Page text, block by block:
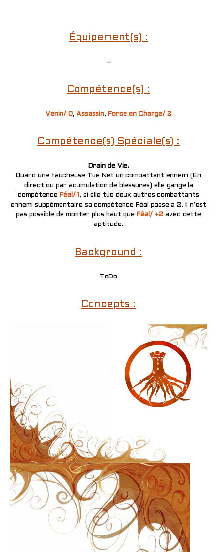
Équipement(s) :
–
Compétence(s) :
Venin/ 0, Assassin, Force en Charge/ 2
Compétence(s) Spéciale(s) :
Drain de Vie.
Quand une faucheuse Tue Net un combattant ennemi (En
direct ou par acumulation de blessures) elle gange la
compétence Féal/ 1 , si elle tue deux autres combattants
ennemi suppémentaire sa compétence Féal passe a 2. Il n’est
pas possible de monter plus haut que Féal/ +2 avec cette
aptitude.
Background :
ToDo
Concepts :